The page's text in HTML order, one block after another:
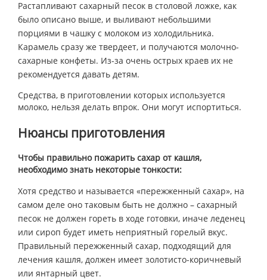
Растапливают сахарный песок в столовой ложке, как
было описано выше, и выливают небольшими
порциями в чашку с молоком из холодильника.
Карамель сразу же твердеет, и получаются молочно-
сахарные конфеты. Из-за очень острых краев их не
рекомендуется давать детям.
Средства, в приготовлении которых используется
молоко, нельзя делать впрок. Они могут испортиться.
Нюансы приготовления
Чтобы правильно пожарить сахар от кашля,
необходимо знать некоторые тонкости:
Хотя средство и называется «пережженный сахар», на
самом деле оно таковым быть не должно – сахарный
песок не должен гореть в ходе готовки, иначе леденец
или сироп будет иметь неприятный горелый вкус.
Правильный пережженный сахар, подходящий для
лечения кашля, должен имеет золотисто-коричневый
или янтарный цвет.